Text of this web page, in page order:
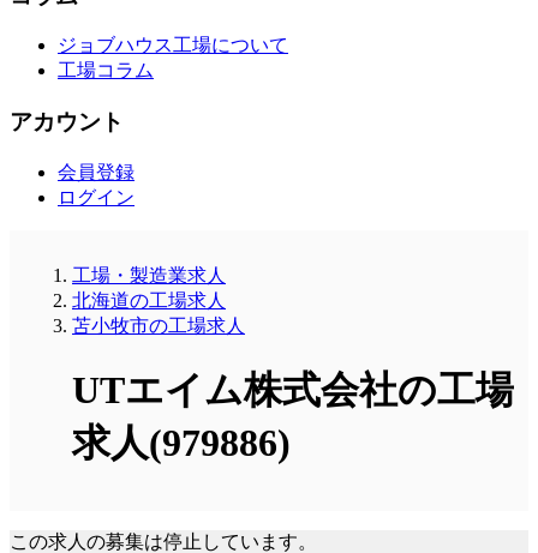
ジョブハウス工場について
工場コラム
アカウント
会員登録
ログイン
工場・製造業求人
北海道の工場求人
苫小牧市の工場求人
UTエイム株式会社の工場
求人(979886)
この求人の募集は停止しています。